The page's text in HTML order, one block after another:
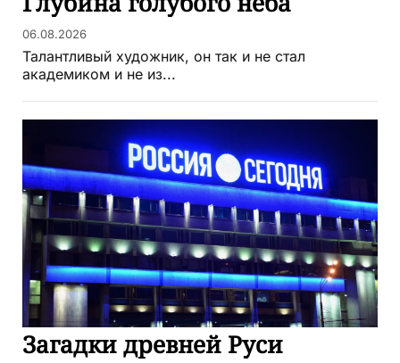
06.08.2026
Талантливый художник, он так и не стал
академиком и не из...
Загадки древней Руси